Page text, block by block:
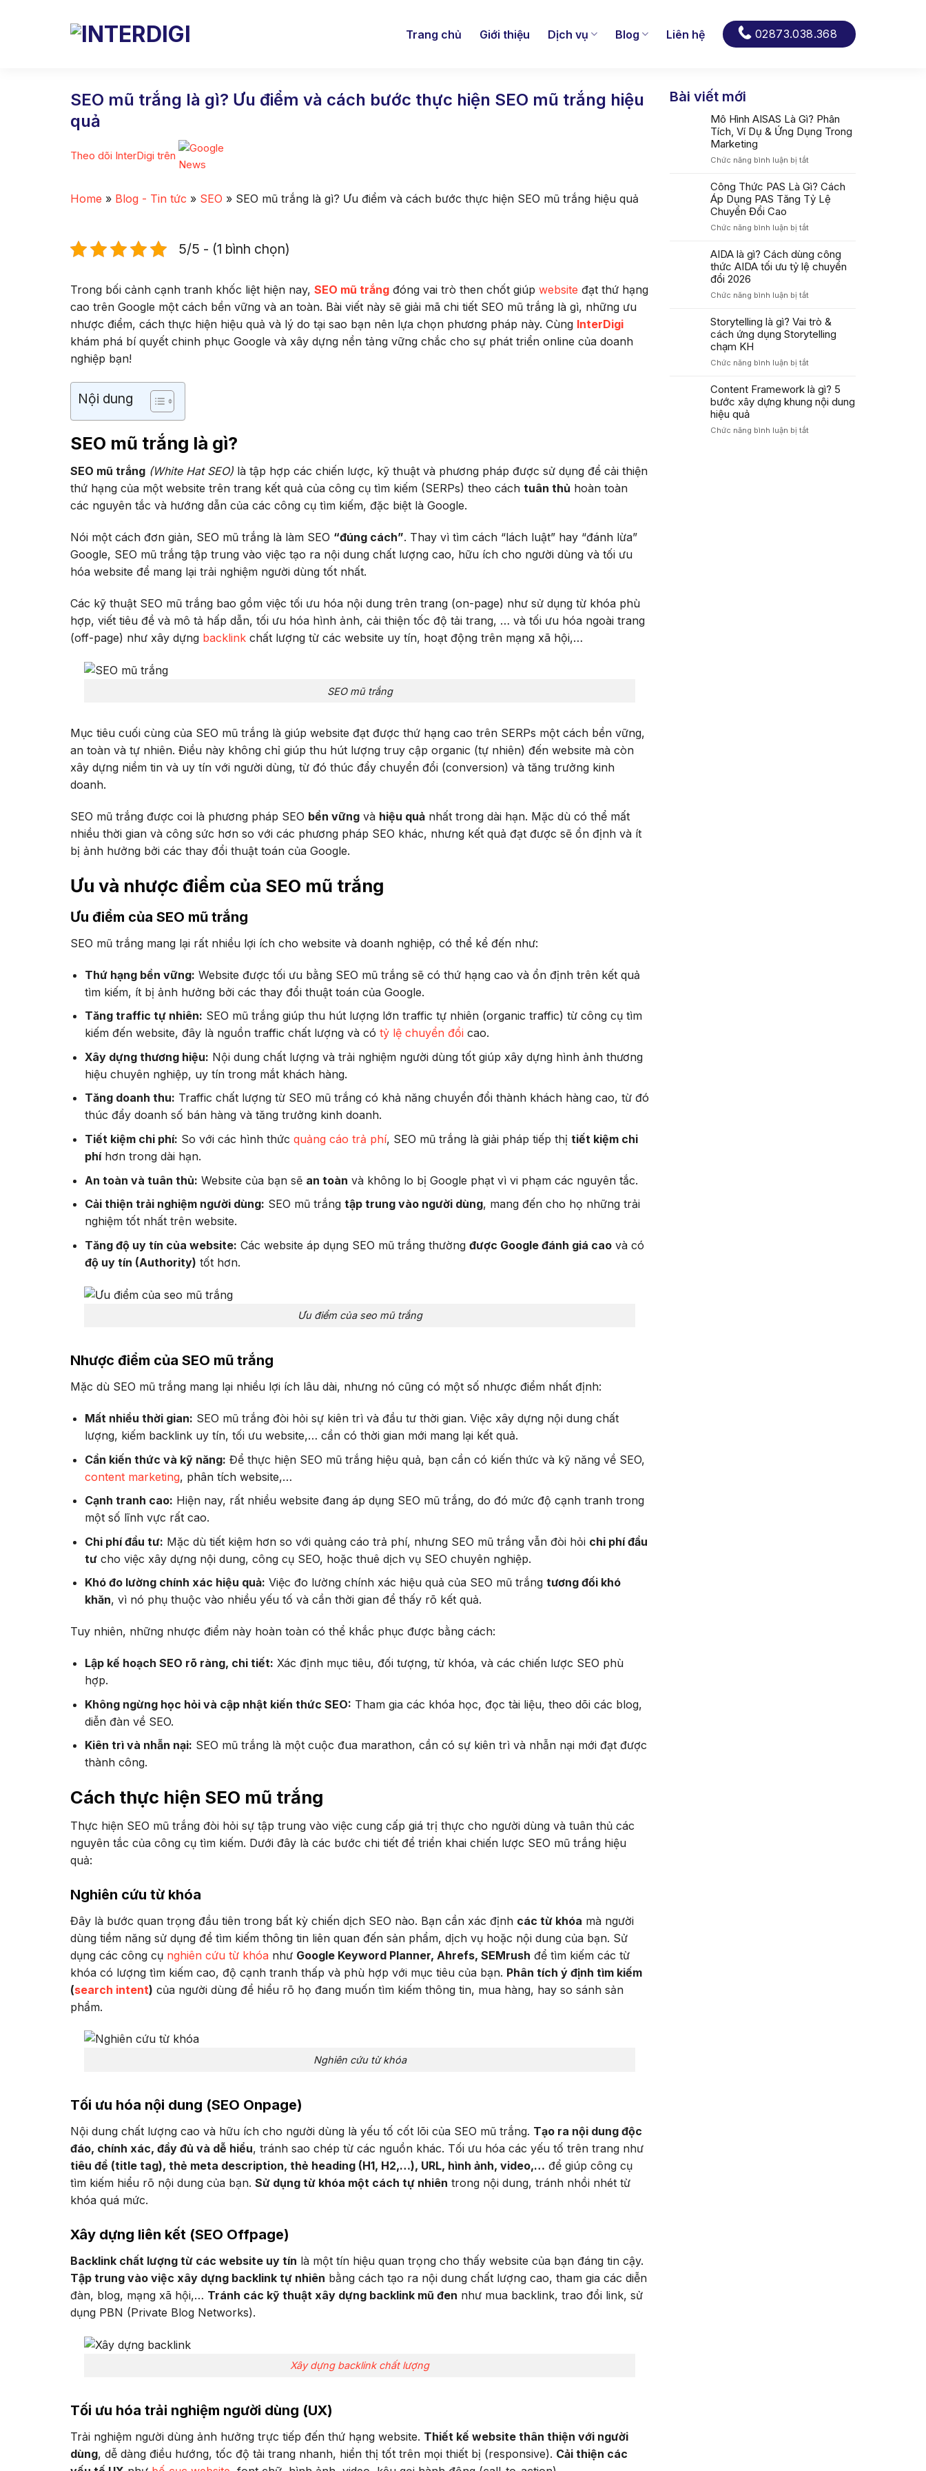
Trang chủ Giới thiệu Dịch vụ Blog Liên hệ 02873.038.368
SEO mũ trắng là gì? Ưu điểm và cách bước thực hiện SEO mũ trắng hiệu
quả
Theo dõi InterDigi trên
Home » Blog - Tin tức » SEO » SEO mũ trắng là gì? Ưu điểm và cách bước thực hiện SEO mũ trắng hiệu quả
5/5 - (1 bình chọn)
Trong bối cảnh cạnh tranh khốc liệt hiện nay, SEO mũ trắng đóng vai trò then chốt giúp website đạt thứ hạng
cao trên Google một cách bền vững và an toàn. Bài viết này sẽ giải mã chi tiết SEO mũ trắng là gì, những ưu
nhược điểm, cách thực hiện hiệu quả và lý do tại sao bạn nên lựa chọn phương pháp này. Cùng InterDigi
khám phá bí quyết chinh phục Google và xây dựng nền tảng vững chắc cho sự phát triển online của doanh
nghiệp bạn!
Nội dung
SEO mũ trắng là gì?
SEO mũ trắng (White Hat SEO) là tập hợp các chiến lược, kỹ thuật và phương pháp được sử dụng để cải thiện
thứ hạng của một website trên trang kết quả của công cụ tìm kiếm (SERPs) theo cách tuân thủ hoàn toàn
các nguyên tắc và hướng dẫn của các công cụ tìm kiếm, đặc biệt là Google.
Nói một cách đơn giản, SEO mũ trắng là làm SEO “đúng cách”. Thay vì tìm cách “lách luật” hay “đánh lừa”
Google, SEO mũ trắng tập trung vào việc tạo ra nội dung chất lượng cao, hữu ích cho người dùng và tối ưu
hóa website để mang lại trải nghiệm người dùng tốt nhất.
Các kỹ thuật SEO mũ trắng bao gồm việc tối ưu hóa nội dung trên trang (on-page) như sử dụng từ khóa phù
hợp, viết tiêu đề và mô tả hấp dẫn, tối ưu hóa hình ảnh, cải thiện tốc độ tải trang, … và tối ưu hóa ngoài trang
(off-page) như xây dựng backlink chất lượng từ các website uy tín, hoạt động trên mạng xã hội,…
SEO mũ trắng
Mục tiêu cuối cùng của SEO mũ trắng là giúp website đạt được thứ hạng cao trên SERPs một cách bền vững,
an toàn và tự nhiên. Điều này không chỉ giúp thu hút lượng truy cập organic (tự nhiên) đến website mà còn
xây dựng niềm tin và uy tín với người dùng, từ đó thúc đẩy chuyển đổi (conversion) và tăng trưởng kinh
doanh.
SEO mũ trắng được coi là phương pháp SEO bền vững và hiệu quả nhất trong dài hạn. Mặc dù có thể mất
nhiều thời gian và công sức hơn so với các phương pháp SEO khác, nhưng kết quả đạt được sẽ ổn định và ít
bị ảnh hưởng bởi các thay đổi thuật toán của Google.
Ưu và nhược điểm của SEO mũ trắng
Ưu điểm của SEO mũ trắng
SEO mũ trắng mang lại rất nhiều lợi ích cho website và doanh nghiệp, có thể kể đến như:
Thứ hạng bền vững: Website được tối ưu bằng SEO mũ trắng sẽ có thứ hạng cao và ổn định trên kết quả
tìm kiếm, ít bị ảnh hưởng bởi các thay đổi thuật toán của Google.
Tăng traffic tự nhiên: SEO mũ trắng giúp thu hút lượng lớn traffic tự nhiên (organic traffic) từ công cụ tìm
kiếm đến website, đây là nguồn traffic chất lượng và có tỷ lệ chuyển đổicao.
Xây dựng thương hiệu: Nội dung chất lượng và trải nghiệm người dùng tốt giúp xây dựng hình ảnh thương
hiệu chuyên nghiệp, uy tín trong mắt khách hàng.
Tăng doanh thu: Traffic chất lượng từ SEO mũ trắng có khả năng chuyển đổi thành khách hàng cao, từ đó
thúc đẩy doanh số bán hàng và tăng trưởng kinh doanh.
Tiết kiệm chi phí: So với các hình thức quảng cáo trả phí, SEO mũ trắng là giải pháp tiếp thị tiết kiệm chi
phíhơn trong dài hạn.
An toàn và tuân thủ: Website của bạn sẽ an toàn và không lo bị Google phạt vì vi phạm các nguyên tắc.
Cải thiện trải nghiệm người dùng: SEO mũ trắng tập trung vào người dùng, mang đến cho họ những trải
nghiệm tốt nhất trên website.
Tăng độ uy tín của website: Các website áp dụng SEO mũ trắng thường được Google đánh giá caovà có
độ uy tín (Authority) tốt hơn.
Ưu điểm của seo mũ trắng
Nhược điểm của SEO mũ trắng
Mặc dù SEO mũ trắng mang lại nhiều lợi ích lâu dài, nhưng nó cũng có một số nhược điểm nhất định:
Mất nhiều thời gian: SEO mũ trắng đòi hỏi sự kiên trì và đầu tư thời gian. Việc xây dựng nội dung chất
lượng, kiếm backlink uy tín, tối ưu website,… cần có thời gian mới mang lại kết quả.
Cần kiến thức và kỹ năng: Để thực hiện SEO mũ trắng hiệu quả, bạn cần có kiến thức và kỹ năng về SEO,
content marketing, phân tích website,…
Cạnh tranh cao: Hiện nay, rất nhiều website đang áp dụng SEO mũ trắng, do đó mức độ cạnh tranh trong
một số lĩnh vực rất cao.
Chi phí đầu tư: Mặc dù tiết kiệm hơn so với quảng cáo trả phí, nhưng SEO mũ trắng vẫn đòi hỏi chi phí đầu
tưcho việc xây dựng nội dung, công cụ SEO, hoặc thuê dịch vụ SEO chuyên nghiệp.
Khó đo lường chính xác hiệu quả: Việc đo lường chính xác hiệu quả của SEO mũ trắng tương đối khó
khăn, vì nó phụ thuộc vào nhiều yếu tố và cần thời gian để thấy rõ kết quả.
Tuy nhiên, những nhược điểm này hoàn toàn có thể khắc phục được bằng cách:
Lập kế hoạch SEO rõ ràng, chi tiết: Xác định mục tiêu, đối tượng, từ khóa, và các chiến lược SEO phù
hợp.
Không ngừng học hỏi và cập nhật kiến thức SEO: Tham gia các khóa học, đọc tài liệu, theo dõi các blog,
diễn đàn về SEO.
Kiên trì và nhẫn nại: SEO mũ trắng là một cuộc đua marathon, cần có sự kiên trì và nhẫn nại mới đạt được
thành công.
Cách thực hiện SEO mũ trắng
Thực hiện SEO mũ trắng đòi hỏi sự tập trung vào việc cung cấp giá trị thực cho người dùng và tuân thủ các
nguyên tắc của công cụ tìm kiếm. Dưới đây là các bước chi tiết để triển khai chiến lược SEO mũ trắng hiệu
quả:
Nghiên cứu từ khóa
Đây là bước quan trọng đầu tiên trong bất kỳ chiến dịch SEO nào. Bạn cần xác định các từ khóa mà người
dùng tiềm năng sử dụng để tìm kiếm thông tin liên quan đến sản phẩm, dịch vụ hoặc nội dung của bạn. Sử
dụng các công cụ nghiên cứu từ khóa như Google Keyword Planner, Ahrefs, SEMrush để tìm kiếm các từ
khóa có lượng tìm kiếm cao, độ cạnh tranh thấp và phù hợp với mục tiêu của bạn. Phân tích ý định tìm kiếm
(search intent) của người dùng để hiểu rõ họ đang muốn tìm kiếm thông tin, mua hàng, hay so sánh sản
phẩm.
Nghiên cứu từ khóa
Tối ưu hóa nội dung (SEO Onpage)
Nội dung chất lượng cao và hữu ích cho người dùng là yếu tố cốt lõi của SEO mũ trắng. Tạo ra nội dung độc
đáo, chính xác, đầy đủ và dễ hiểu, tránh sao chép từ các nguồn khác. Tối ưu hóa các yếu tố trên trang như
tiêu đề (title tag), thẻ meta description, thẻ heading (H1, H2,…), URL, hình ảnh, video,… để giúp công cụ
tìm kiếm hiểu rõ nội dung của bạn. Sử dụng từ khóa một cách tự nhiên trong nội dung, tránh nhồi nhét từ
khóa quá mức.
Xây dựng liên kết (SEO Offpage)
Backlink chất lượng từ các website uy tín là một tín hiệu quan trọng cho thấy website của bạn đáng tin cậy.
Tập trung vào việc xây dựng backlink tự nhiên bằng cách tạo ra nội dung chất lượng cao, tham gia các diễn
đàn, blog, mạng xã hội,… Tránh các kỹ thuật xây dựng backlink mũ đen như mua backlink, trao đổi link, sử
dụng PBN (Private Blog Networks).
Xây dựng backlink chất lượng
Tối ưu hóa trải nghiệm người dùng (UX)
Trải nghiệm người dùng ảnh hưởng trực tiếp đến thứ hạng website. Thiết kế website thân thiện với người
dùng, dễ dàng điều hướng, tốc độ tải trang nhanh, hiển thị tốt trên mọi thiết bị (responsive). Cải thiện các
Bài viết mới
Mô Hình AISAS Là Gì? Phân
Tích, Ví Dụ & Ứng Dụng Trong
Marketing
Chức năng bình luận bị tắtở
Hình
AISAS
Là
Phân
Ví
Dụ
Dụng
Marketing
Công Thức PAS Là Gì? Cách
Áp Dụng PAS Tăng Tỷ Lệ
Chuyển Đổi Cao
Chức năng bình luận bị tắtở
Thức
PAS
Cách
Dụng
PAS
Lệ
Đổi
Cao
AIDA là gì? Cách dùng công
thức AIDA tối ưu tỷ lệ chuyển
đổi 2026
Chức năng bình luận bị tắtở
là
gì?
công
AIDA
tối
lệ
Storytelling là gì? Vai trò &
cách ứng dụng Storytelling
chạm KH
Chức năng bình luận bị tắtở
là
gì?
Vai
&
Content Framework là gì? 5
bước xây dựng khung nội dung
hiệu quả
Chức năng bình luận bị tắtở